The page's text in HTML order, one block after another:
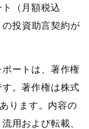
ト（月額税込
投資助言契約が
ートは、著作権
。著作権は株式
ります。内容の
用および転載、